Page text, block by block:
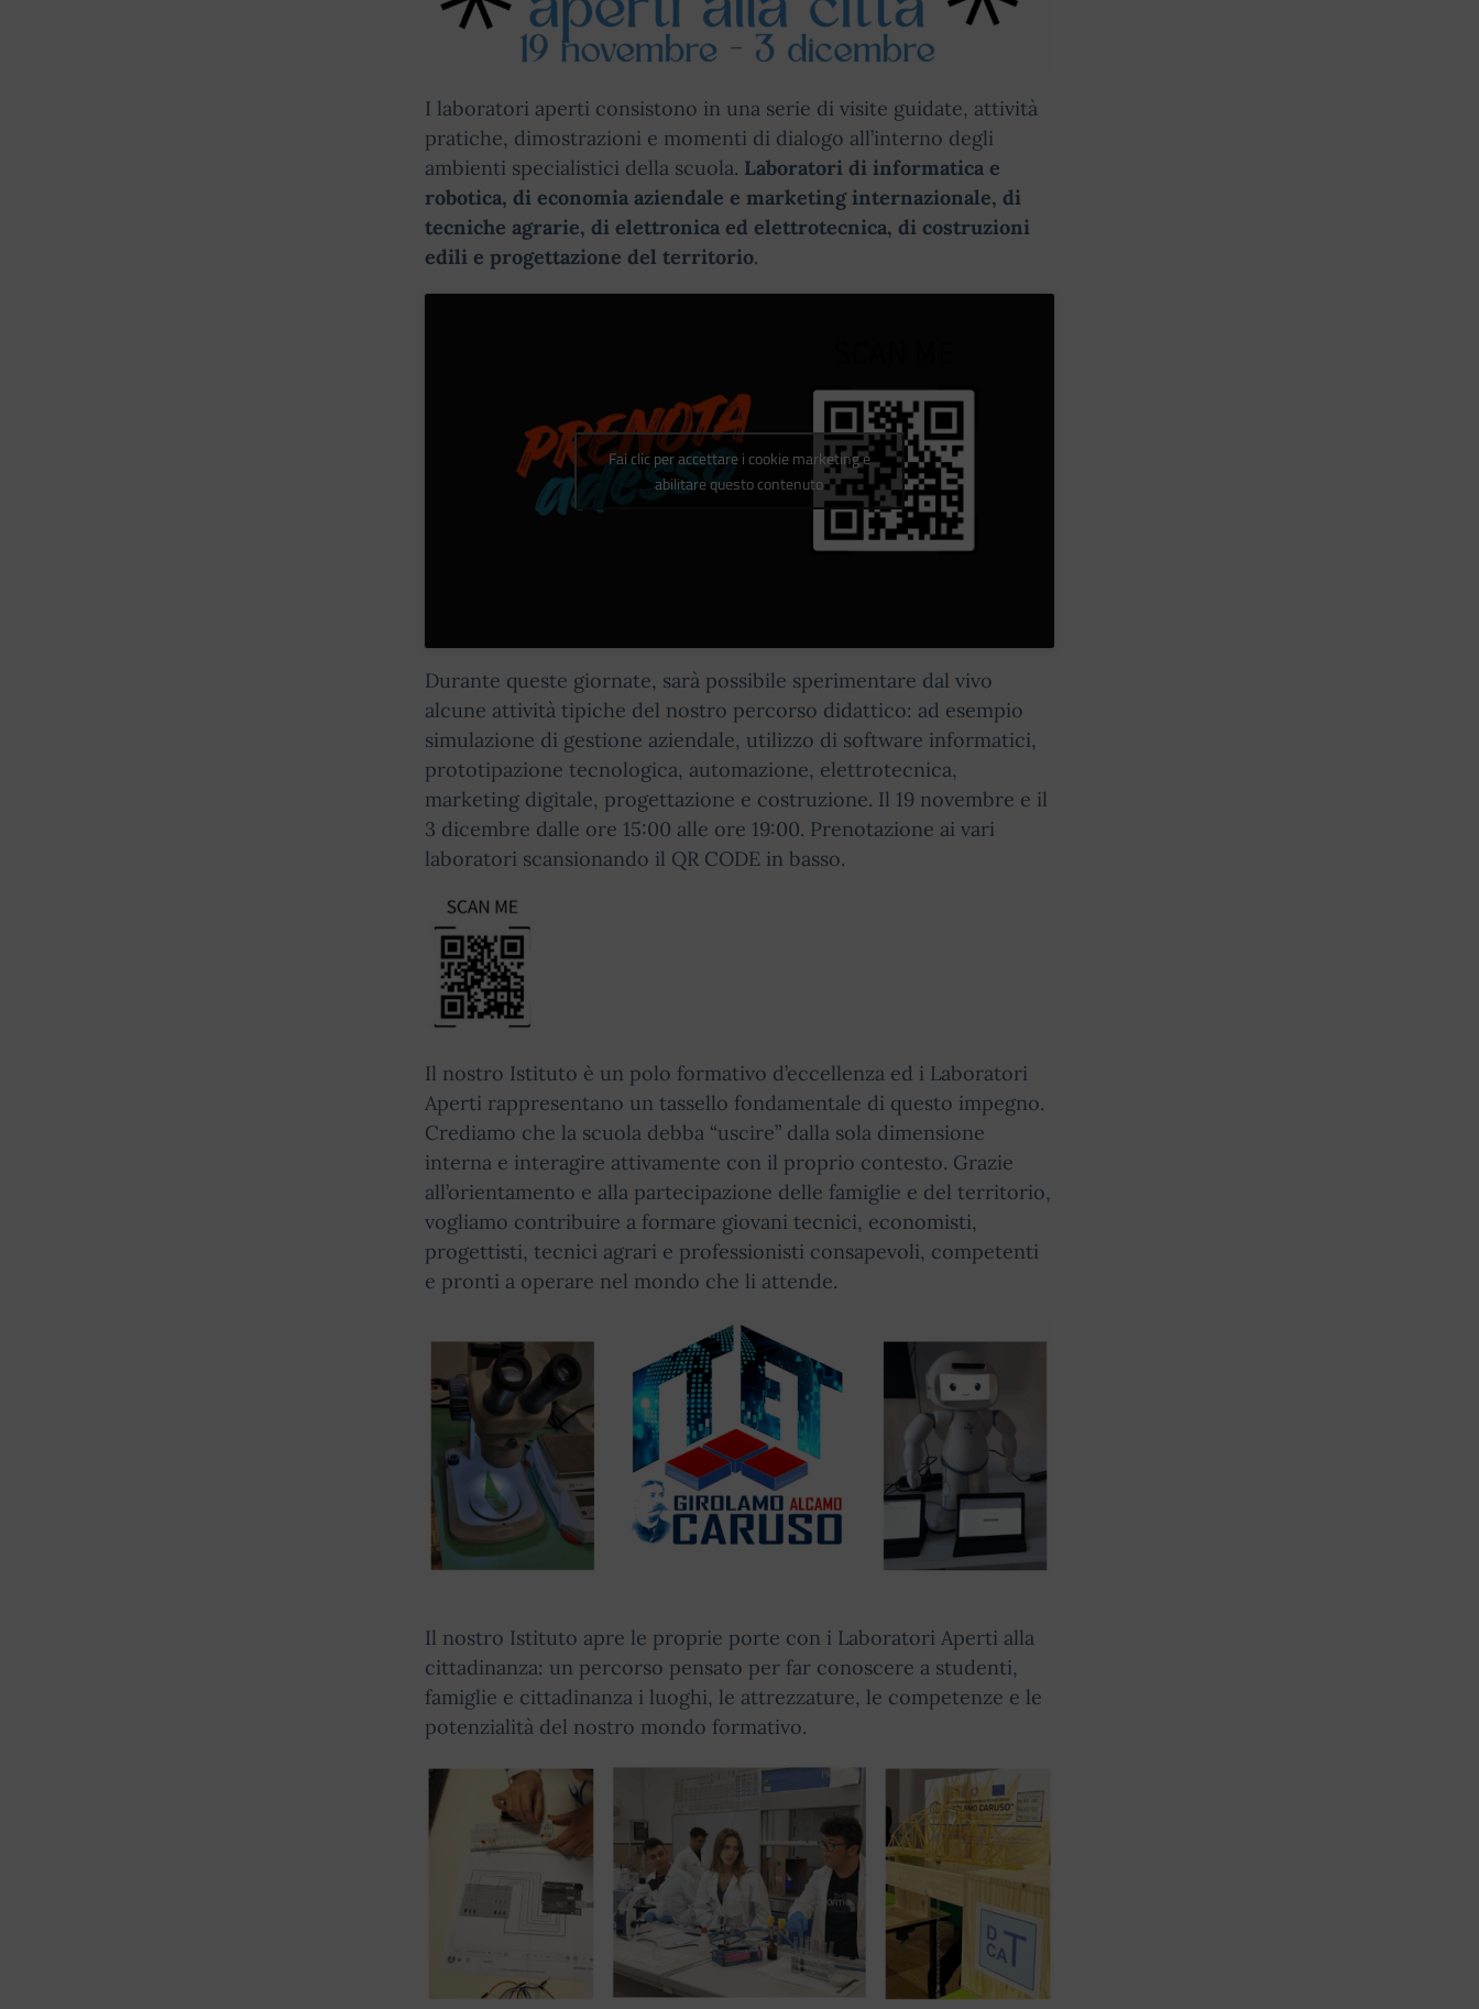
I laboratori aperti consistono in una serie di visite guidate, attività
pratiche, dimostrazioni e momenti di dialogo all’interno degli
ambienti specialistici della scuola. Laboratori di informatica e
robotica, di economia aziendale e marketing internazionale, di
tecniche agrarie, di elettronica ed elettrotecnica, di costruzioni
edili e progettazione del territorio.
Fai clic per accettare i cookie marketing e
abilitare questo contenuto
Durante queste giornate, sarà possibile sperimentare dal vivo
alcune attività tipiche del nostro percorso didattico: ad esempio
simulazione di gestione aziendale, utilizzo di software informatici,
prototipazione tecnologica, automazione, elettrotecnica,
marketing digitale, progettazione e costruzione. Il 19 novembre e il
3 dicembre dalle ore 15:00 alle ore 19:00. Prenotazione ai vari
laboratori scansionando il QR CODE in basso.
Il nostro Istituto è un polo formativo d’eccellenza ed i Laboratori
Aperti rappresentano un tassello fondamentale di questo impegno.
Crediamo che la scuola debba “uscire” dalla sola dimensione
interna e interagire attivamente con il proprio contesto. Grazie
all’orientamento e alla partecipazione delle famiglie e del territorio,
vogliamo contribuire a formare giovani tecnici, economisti,
progettisti, tecnici agrari e professionisti consapevoli, competenti
e pronti a operare nel mondo che li attende.
Il nostro Istituto apre le proprie porte con i Laboratori Aperti alla
cittadinanza: un percorso pensato per far conoscere a studenti,
famiglie e cittadinanza i luoghi, le attrezzature, le competenze e le
potenzialità del nostro mondo formativo.